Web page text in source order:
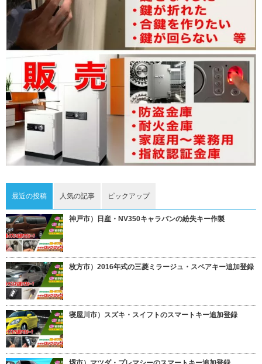
最近の投稿 人気の記事 ピックアップ
神戸市）日産・NV350キャラバンの紛失キー作製
枚方市）2016年式の三菱ミラージュ・スペアキー追加登録
寝屋川市）スズキ・スイフトのスマートキー追加登録